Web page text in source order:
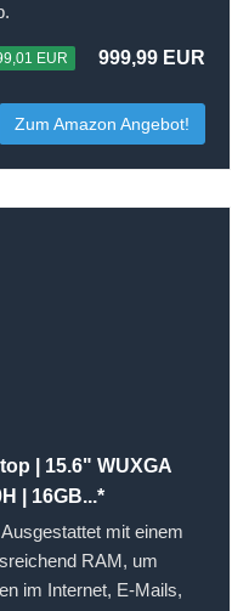
EUR 999,99 EUR
Zum Amazon Angebot!
| 15.6" WUXGA
| 16GB...*
mit einem
RAM, um
im Internet, E-Mails,